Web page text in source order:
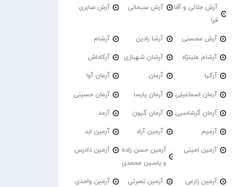
آرش جلالی و آقا
فرا
آرش سبحانی آرش صابری
آرش محسنی آرشا رادین آرشام
آرشام علینژاد آرشان شهبازی آرکاداش
آرکیا آرمان آرمان آوا
آرمان اسماعیلی آرمان پارسا آرمان حسینی
آرمان گرشاسبی آرمان گیون آرمد
آرمیم آرمین آراد آرمین ابد
آرمین امینی
آرمین حسن زاده
و یاسین محمدی
آرمین دادرس
آرمین زارعی آرمین نصرتی آرمین واحدی